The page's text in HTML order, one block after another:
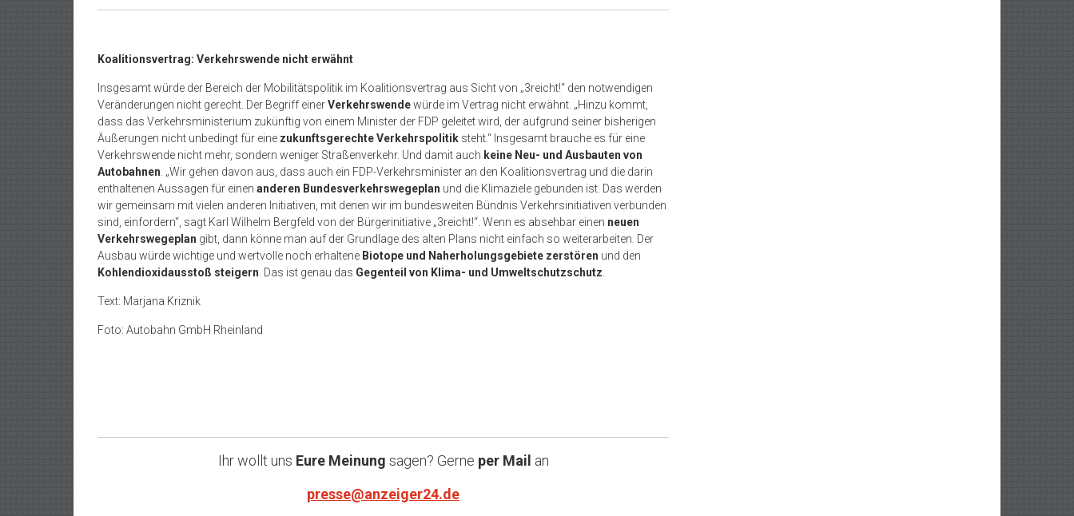
Koalitionsvertrag: Verkehrswende nicht erwähnt
Insgesamt würde der Bereich der Mobilitätspolitik im Koalitionsvertrag aus Sicht von „3reicht!“ den notwendigen
Veränderungen nicht gerecht. Der Begriff einerVerkehrswendewürde im Vertrag nicht erwähnt. „Hinzu kommt,
dass das Verkehrsministerium zukünftig von einem Minister der FDP geleitet wird, der aufgrund seiner bisherigen
Äußerungen nicht unbedingt für eine zukunftsgerechte Verkehrspolitik steht.“ Insgesamt brauche es für eine
Verkehrswende nicht mehr, sondern weniger Straßenverkehr. Und damit auch keine Neu- und Ausbauten von
Autobahnen . „Wir gehen davon aus, dass auch ein FDP-Verkehrsminister an den Koalitionsvertrag und die darin
enthaltenen Aussagen für einen anderen Bundesverkehrswegeplan und die Klimaziele gebunden ist. Das werden
wir gemeinsam mit vielen anderen Initiativen, mit denen wir im bundesweiten Bündnis Verkehrsinitiativen verbunden
sind, einfordern“, sagt Karl Wilhelm Bergfeld von der Bürgerinitiative „3reicht!“. Wenn es absehbar einen neuen
Verkehrswegeplan gibt, dann könne man auf der Grundlage des alten Plans nicht einfach so weiterarbeiten. Der
Ausbau würde wichtige und wertvolle noch erhaltene Biotope und Naherholungsgebiete zerstören und den
Kohlendioxidausstoß steigern . Das ist genau das Gegenteil von Klima- und Umweltschutzschutz
Text: Marjana Kriznik
Foto: Autobahn GmbH Rheinland
Ihr wollt uns Eure Meinung sagen? Gerne per Mail an
presse@anzeiger24.de